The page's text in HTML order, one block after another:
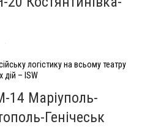
логістику на всьому театру
дій – ISW
14 Маріуполь-
Генічеськ